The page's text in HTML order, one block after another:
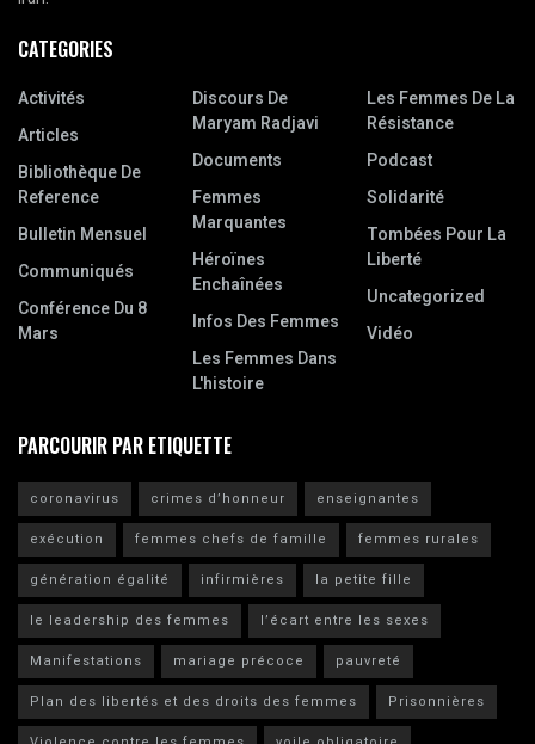
CATEGORIES
Activités
Articles
Bibliothèque De
Reference
Bulletin Mensuel
Communiqués
Conférence Du 8
Mars
Discours De
Maryam Radjavi
Documents
Femmes
Marquantes
Héroïnes
Enchaînées
Infos Des Femmes
Les Femmes Dans
L'histoire
Les Femmes De La
Résistance
Podcast
Solidarité
Tombées Pour La
Liberté
Uncategorized
Vidéo
PARCOURIR PAR ETIQUETTE
coronavirus crimes d’honneur
enseignantes
exécution
femmes chefs de famille
femmes rurales
génération égalité
infirmières
la petite fille
le leadership des femmes
l’écart entre les sexes
Manifestations
mariage précoce
pauvreté
Plan des libertés et des droits des femmes
Prisonnières